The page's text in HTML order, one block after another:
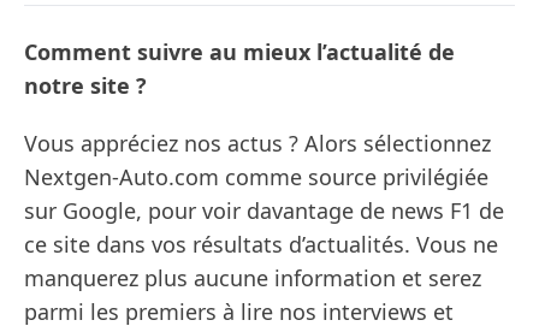
Comment suivre au mieux l’actualité de
notre site ?
Vous appréciez nos actus ? Alors sélectionnez
Nextgen-Auto.com comme source privilégiée
sur Google, pour voir davantage de news F1 de
ce site dans vos résultats d’actualités. Vous ne
manquerez plus aucune information et serez
parmi les premiers à lire nos interviews et